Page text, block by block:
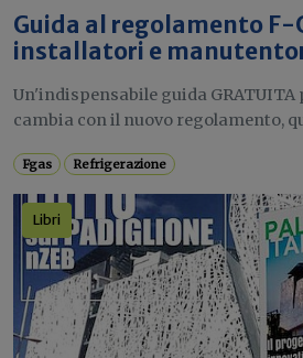
Guida al regolamento F-
installatori e
Un'indispensabile guida
cambia con il nuovo regolamento,
Fgas Refrigerazione
Libri